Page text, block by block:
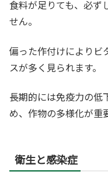
食料が足りても、必ず
せん。
偏った作付けによりビ
スが多く見られます。
長期的には免疫力の低
め、作物の多様化が重
衛生と感染症